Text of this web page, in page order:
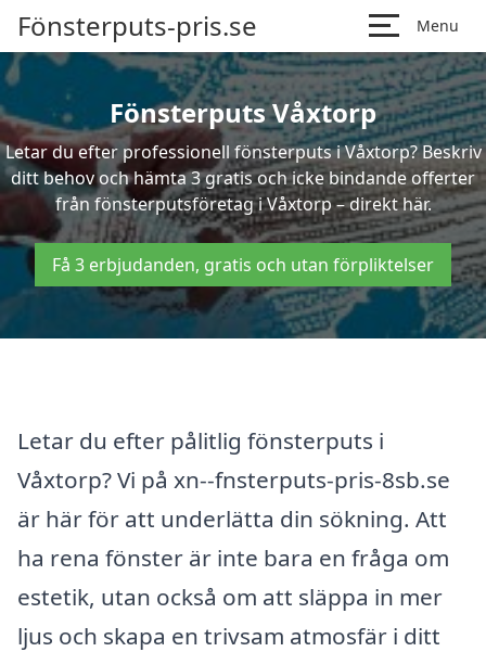
Fönsterputs-pris.se Menu
Fönsterputs Våxtorp
Letar du efter professionell fönsterputs i Våxtorp? Beskriv
ditt behov och hämta 3 gratis och icke bindande offerter
från fönsterputsföretag i Våxtorp – direkt här.
Få 3 erbjudanden, gratis och utan förpliktelser
Letar du efter pålitlig fönsterputs i
Våxtorp? Vi på xn--fnsterputs-pris-8sb.se
är här för att underlätta din sökning. Att
ha rena fönster är inte bara en fråga om
estetik, utan också om att släppa in mer
ljus och skapa en trivsam atmosfär i ditt